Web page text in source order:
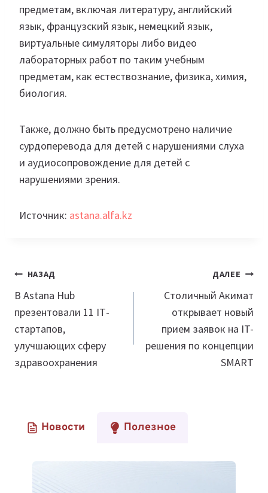
предметам, включая литературу, английский
язык, французский язык, немецкий язык,
виртуальные симуляторы либо видео
лабораторных работ по таким учебным
предметам, как естествознание, физика, химия,
биология.
Также, должно быть предусмотрено наличие
сурдоперевода для детей с нарушениями слуха
и аудиосопровождение для детей с
нарушениями зрения.
Источник: astana.alfa.kz
Навигация
по
записям
НАЗАД
В Astana Hub
презентовали 11 ІТ-
стартапов,
улучшающих сферу
здравоохранения
ДАЛЕЕ
Столичный Акимат
открывает новый
прием заявок на IT-
решения по концепции
SMART
Новости Полезное